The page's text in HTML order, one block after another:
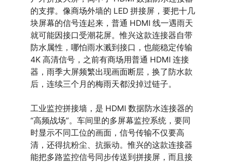
的支撑。像商场外墙的 LED 拼接屏，要把十几
块屏幕的信号连起来，普通 HDMI 线一遇雨天
就可能因接口受潮花屏。惟兴这款连接器自带
防水属性，哪怕雨水溅到接口，也能稳定传输
4K 高清信号，之前有商场用普通 HDMI 连接
器，雨季大屏频繁出现画面断层，换了防水款
后，连续三个月的梅雨天都没掉过链子。
工业监控拼接墙，是 HDMI 数据防水连接器的
“高频战场”。车间里的多屏幕监控系统，要同
时显示不同工位的画面，信号传输不仅要高
清，还得抗粉尘、抗振动。惟兴的这款连接器
能把多路监控信号同步传送到拼接屏，而且接